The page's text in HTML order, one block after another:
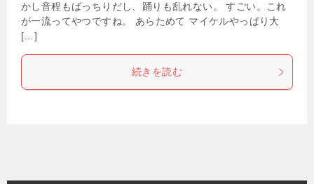
かし音程もばっちりだし、踊りも乱れない。 すごい。これ
が一流ってやつですね。 あらためて マイケルやっぱり大
[…]
続きを読む